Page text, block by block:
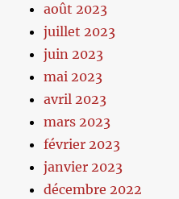
août 2023
juillet 2023
juin 2023
mai 2023
avril 2023
mars 2023
février 2023
janvier 2023
décembre 2022